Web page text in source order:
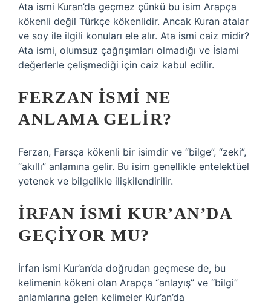
Ata ismi Kuran’da geçmez çünkü bu isim Arapça
kökenli değil Türkçe kökenlidir. Ancak Kuran atalar
ve soy ile ilgili konuları ele alır. Ata ismi caiz midir?
Ata ismi, olumsuz çağrışımları olmadığı ve İslami
değerlerle çelişmediği için caiz kabul edilir.
FERZAN ISMI NE
ANLAMA GELIR?
Ferzan, Farsça kökenli bir isimdir ve “bilge”, “zeki”,
“akıllı” anlamına gelir. Bu isim genellikle entelektüel
yetenek ve bilgelikle ilişkilendirilir.
İRFAN ISMI KUR’AN’DA
GEÇIYOR MU?
İrfan ismi Kur’an’da doğrudan geçmese de, bu
kelimenin kökeni olan Arapça “anlayış” ve “bilgi”
anlamlarına gelen kelimeler Kur’an’da